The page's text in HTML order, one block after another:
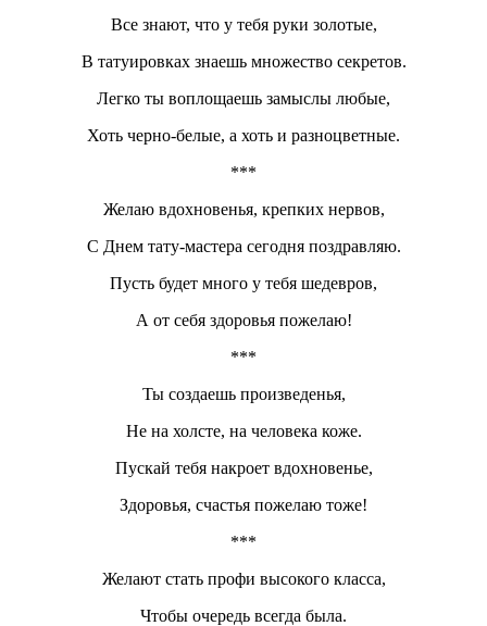
Все знают, что у тебя руки золотые,
В татуировках знаешь множество секретов.
Легко ты воплощаешь замыслы любые,
Хоть черно-белые, а хоть и разноцветные.
***
Желаю вдохновенья, крепких нервов,
С Днем тату-мастера сегодня поздравляю.
Пусть будет много у тебя шедевров,
А от себя здоровья пожелаю!
***
Ты создаешь произведенья,
Не на холсте, на человека коже.
Пускай тебя накроет вдохновенье,
Здоровья, счастья пожелаю тоже!
***
Желают стать профи высокого класса,
Чтобы очередь всегда была.